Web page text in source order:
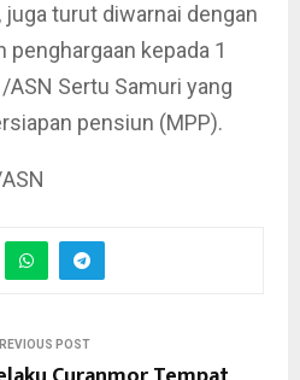
turut diwarnai dengan
penghargaan kepada 1
Sertu Samuri yang
pensiun (MPP).
POST